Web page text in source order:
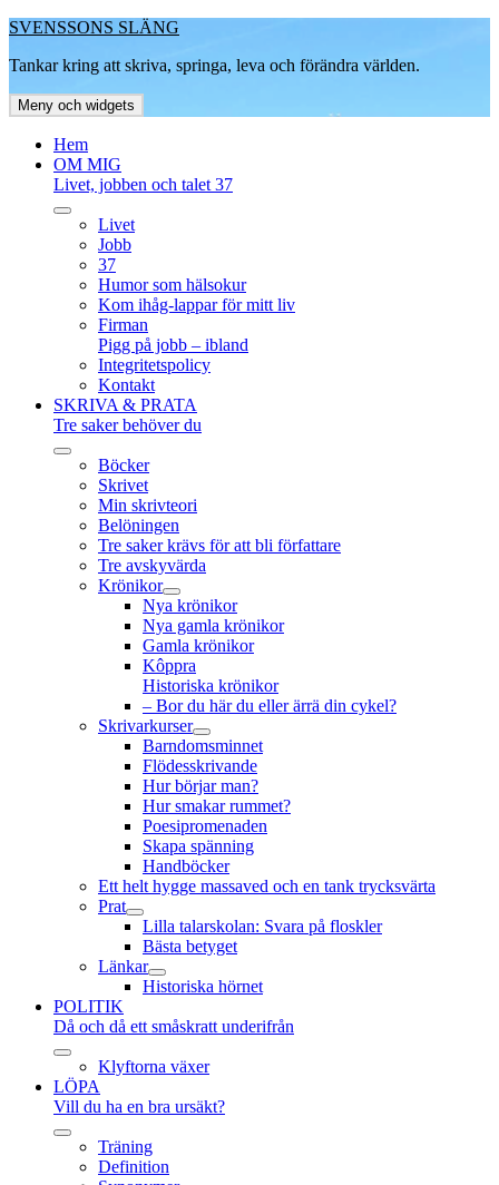
Hoppa
innehåll
SVENSSONS SLÄNG
Tankar kring att skriva, springa, leva och förändra världen.
Meny och widgets
Hem
OM MIG
Livet, jobben och talet 37
expandera
undermeny
Livet
Jobb
37
Humor som hälsokur
Kom ihåg-lappar för mitt liv
Firman
Pigg på jobb – ibland
Integritetspolicy
Kontakt
SKRIVA & PRATA
Tre saker behöver du
expandera
undermeny
Böcker
Skrivet
Min skrivteori
Belöningen
Tre saker krävs för att bli författare
Tre avskyvärda
Krönikor
expandera
undermeny
Nya krönikor
Nya gamla krönikor
Gamla krönikor
Kôppra
Historiska krönikor
– Bor du här du eller ärrä din cykel?
Skrivarkurser
expandera
undermeny
Barndomsminnet
Flödesskrivande
Hur börjar man?
Hur smakar rummet?
Poesipromenaden
Skapa spänning
Handböcker
Ett helt hygge massaved och en tank trycksvärta
Prat
expandera
undermeny
Lilla talarskolan: Svara på floskler
Bästa betyget
Länkar
expandera
undermeny
Historiska hörnet
POLITIK
Då och då ett småskratt underifrån
expandera
undermeny
Klyftorna växer
LÖPA
Vill du ha en bra ursäkt?
expandera
undermeny
Träning
Definition